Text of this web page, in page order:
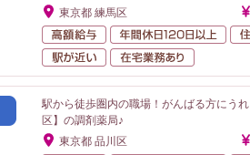
東京都 練馬区
高額給与
年
駅が近い
駅から徒歩圏内の職場！がんばる方にう
区】の調剤薬局♪
東京都 品川区